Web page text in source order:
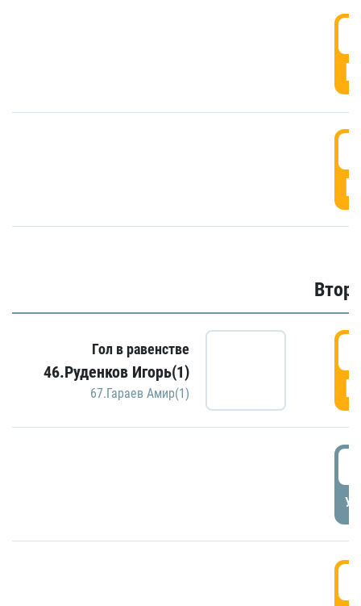
Гол в равенстве
46.Руденков Игорь(1)
67.Гараев Амир(1)